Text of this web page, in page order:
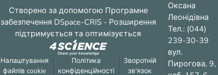
Створено за допомогою Програмне
забезпечення DSpace-CRIS - Розширення
підтримується та оптимізується
Налаштування
файлів cookie
Політика
конфіденційності
Зворотній
зв'язок
Оксана
Леонідівна
Тел.: (044)
239-30-39
вул.
Пирогова, 9,